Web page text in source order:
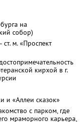
на
собор)
м. «Проспект
кирхой в г.
и «Аллеи сказок»
с парком, где
мраморного карьера,